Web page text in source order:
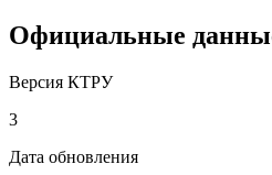
Официальные
Версия КТРУ
3
Дата обновления